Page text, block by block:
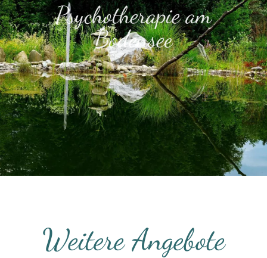
Psychotherapie am
Bodensee
Weitere Angebote